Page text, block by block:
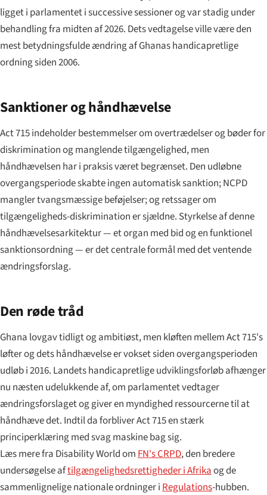
ligget i parlamentet i successive sessioner og var stadig under
behandling fra midten af 2026. Dets vedtagelse ville være den
mest betydningsfulde ændring af Ghanas handicapretlige
ordning siden 2006.
Sanktioner og håndhævelse
Act 715 indeholder bestemmelser om overtrædelser og bøder for
diskrimination og manglende tilgængelighed, men
håndhævelsen har i praksis været begrænset. Den udløbne
overgangsperiode skabte ingen automatisk sanktion; NCPD
mangler tvangsmæssige beføjelser; og retssager om
tilgængeligheds-diskrimination er sjældne. Styrkelse af denne
håndhævelsesarkitektur — et organ med bid og en funktionel
sanktionsordning — er det centrale formål med det ventende
ændringsforslag.
Den røde tråd
Ghana lovgav tidligt og ambitiøst, men kløften mellem Act 715's
løfter og dets håndhævelse er vokset siden overgangsperioden
udløb i 2016. Landets handicapretlige udviklingsforløb afhænger
nu næsten udelukkende af, om parlamentet vedtager
ændringsforslaget og giver en myndighed ressourcerne til at
håndhæve det. Indtil da forbliver Act 715 en stærk
principerklæring med svag maskine bag sig.
Læs mere fra Disability World omFN's CRPD, den bredere
undersøgelse aftilgængelighedsrettigheder i Afrikaog de
sammenlignelige nationale ordninger iRegulations-hubben.